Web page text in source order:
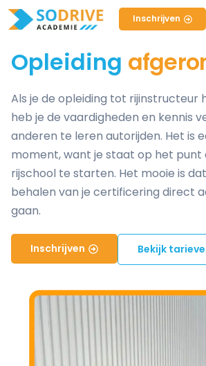
Inschrijven
Opleiding
Als je de opleiding tot rijinstructeur
heb je de vaardigheden en kennis
anderen te leren autorijden. Het is
moment, want je staat op het punt
rijschool te starten. Het mooie is
behalen van je certificering direct
gaan.
Inschrijven Bekijk